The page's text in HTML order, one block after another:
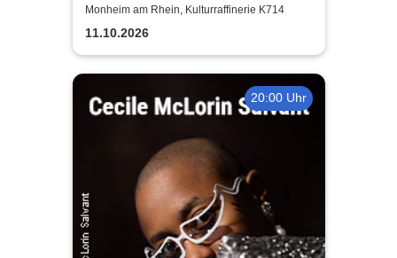
Monheim am Rhein, Kulturraffinerie K714
11.10.2026
20:00 Uhr